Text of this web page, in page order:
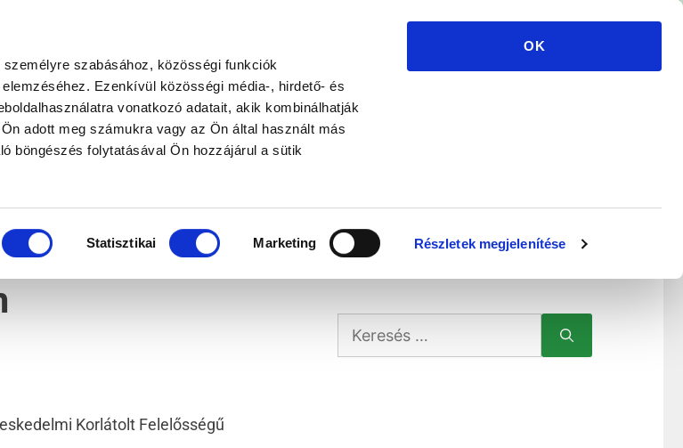
szabásához, közösségi funkciók
Ezenkívül közösségi média-, hirdető- és
vonatkozó adatait, akik kombinálhatják
adott meg számukra vagy az Ön által használt más
böngészés folytatásával Ön hozzájárul a sütik
Statisztikai Marketing Részletek megjelenítése
OK
Villamos Hálózatszerelő Kft.
tervezés, kivitelezés, lakossági szolgáltatás
ÁLLÁSLEHETŐSÉGEK
Korlátolt Felelősségű